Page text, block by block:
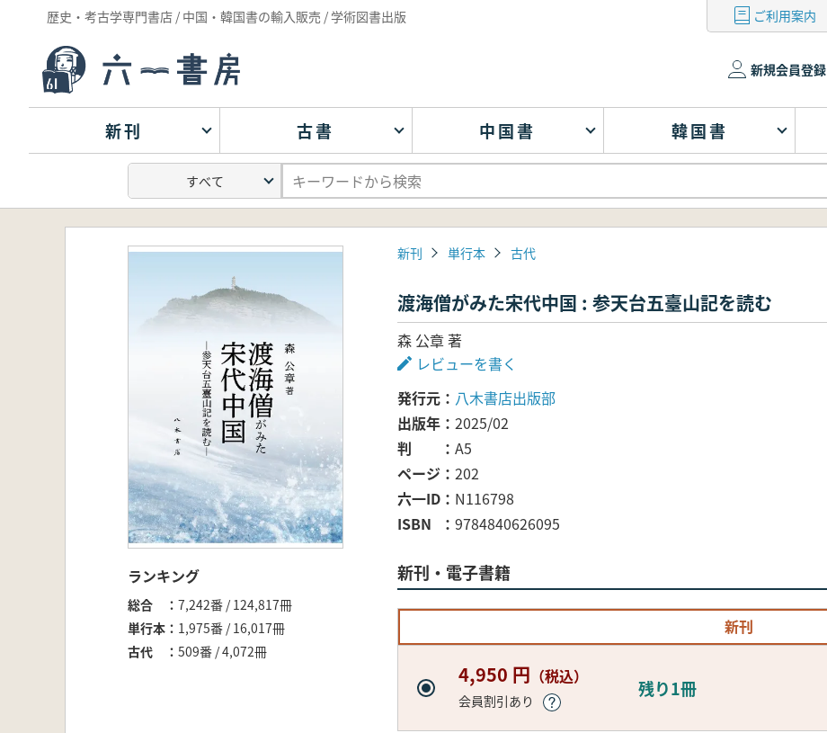
歴史・考古学専門書店 / 中国・韓国書の輸入販売 / 学術図書出版 ご利用案内
新規会員登録
新刊 古書 中国書 韓国書
ランキング
総合
7,242番 / 124,817冊
単行本
1,975番 / 16,017冊
古代
509番 / 4,072冊
新刊 単行本 古代
渡海僧がみた宋代中国 : 参天台五臺山記を読む
森 公章 著
レビューを書く
発行元
八木書店出版部
出版年
2025/02
判
A5
ページ
202
六一ID
N116798
ISBN
9784840626095
新刊・電子書籍
新刊
4,950 円 （税込）
会員割引あり
残り1冊